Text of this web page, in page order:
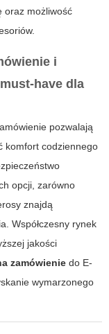
oraz możliwość
i
have dla
pozwalają
komfort codziennego
opcji, zarówno
znajdą
Współczesny rynek
jakości
zamówienie do E-
wymarzonego